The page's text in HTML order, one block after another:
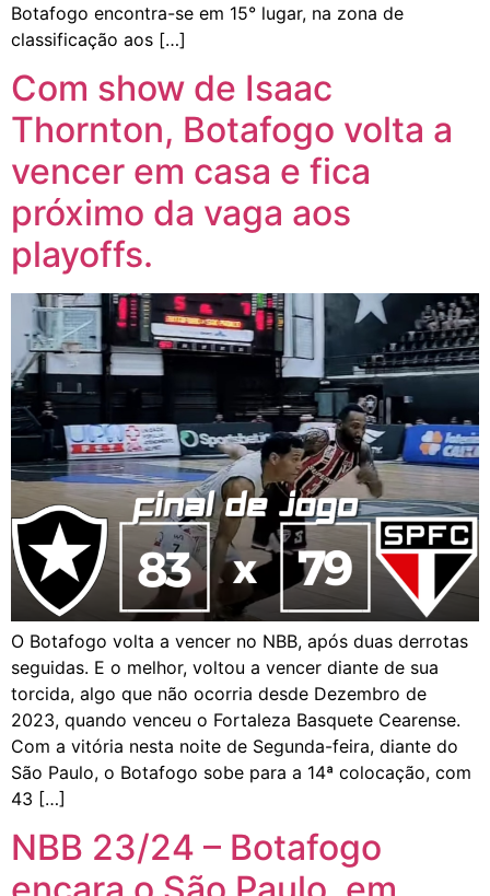
Botafogo encontra-se em 15° lugar, na zona de
classificação aos […]
Com show de Isaac
Thornton, Botafogo volta a
vencer em casa e fica
próximo da vaga aos
playoffs.
O Botafogo volta a vencer no NBB, após duas derrotas
seguidas. E o melhor, voltou a vencer diante de sua
torcida, algo que não ocorria desde Dezembro de
2023, quando venceu o Fortaleza Basquete Cearense.
Com a vitória nesta noite de Segunda-feira, diante do
São Paulo, o Botafogo sobe para a 14ª colocação, com
43 […]
NBB 23/24 – Botafogo